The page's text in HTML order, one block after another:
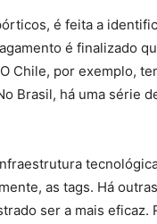
é feita a
é finalizado
Chile, por exemplo,
Brasil, há uma série
as tags. Há
ser a mais